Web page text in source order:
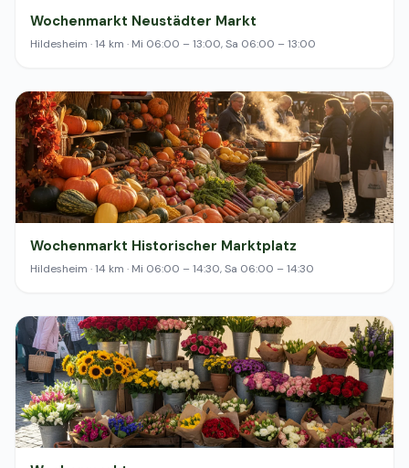
Wochenmarkt Neustädter Markt
Hildesheim · 14 km · Mi 06:00 – 13:00, Sa 06:00 – 13:00
Wochenmarkt Historischer Marktplatz
Hildesheim · 14 km · Mi 06:00 – 14:30, Sa 06:00 – 14:30